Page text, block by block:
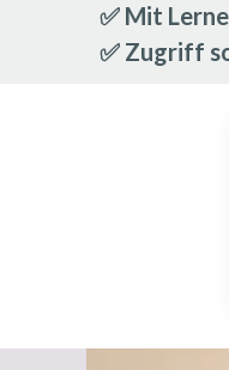
✅ Mit
✅ Zugriff